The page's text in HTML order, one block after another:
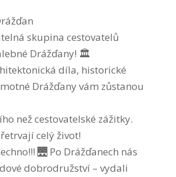
skupina cestovatelů
Drážďany! 🏛️
díla, historické
Drážďany vám zůstanou
než cestovatelské zážitky.
celý život!
🌉 Po Drážďanech nás
dobrodružství – vydali